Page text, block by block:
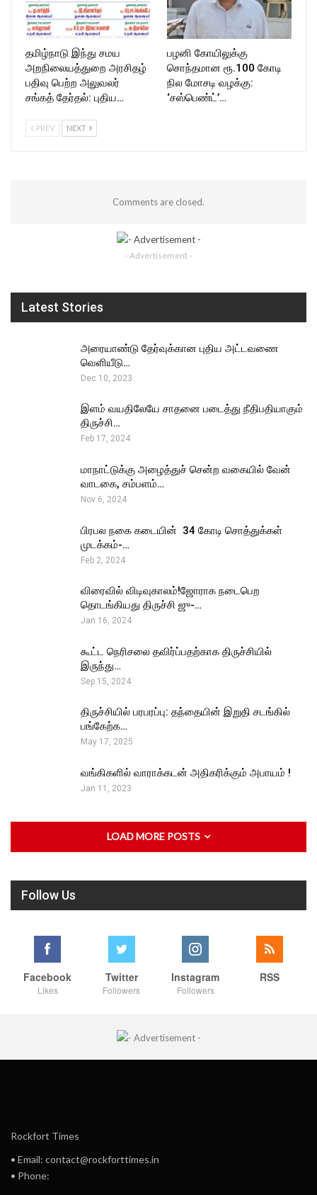
தமிழ்நாடு இந்து சமய
அறநிலையத்துறை அரசிதழ்
பதிவு பெற்ற அலுவலர்
சங்கத் தேர்தல்: புதிய…
பழனி கோயிலுக்கு
சொந்தமான ரூ.100 கோடி
நில மோசடி வழக்கு:
‘சஸ்பெண்ட்’…
PREV NEXT
Comments are closed.
- Advertisement -
Latest Stories
அரையாண்டு தேர்வுக்கான புதிய அட்டவணை
வெளியீடு…
Dec 10, 2023
இளம் வயதிலேயே சாதனை படைத்து நீதிபதியாகும்
திருச்சி…
Feb 17, 2024
மாநாட்டுக்கு அழைத்துச் சென்ற வகையில் வேன்
வாடகை, சம்பளம்…
Nov 6, 2024
பிரபல நகை கடையின் ₹ 34 கோடி சொத்துக்கள்
முடக்கம்-…
Feb 2, 2024
விரைவில் விடிவுகாலம்!ஜோராக நடைபெற
தொடங்கியது திருச்சி ஜு-…
Jan 16, 2024
கூட்ட நெரிசலை தவிர்ப்பதற்காக திருச்சியில்
இருந்து…
Sep 15, 2024
திருச்சியில் பரபரப்பு: தந்தையின் இறுதி சடங்கில்
பங்கேற்க…
May 17, 2025
வங்கிகளில் வாராக்கடன் அதிகரிக்கும் அபாயம் !
Jan 11, 2023
LOAD MORE POSTS
Follow Us
Facebook
Likes
Twitter
Followers
Instagram
Followers
RSS
Rockfort Times
• Email: contact@rockforttimes.in
• Phone: